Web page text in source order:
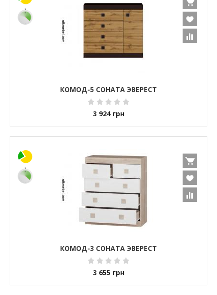
КОМОД-5 СОНАТА ЭВЕРЕСТ
3 924 грн
КОМОД-3 СОНАТА ЭВЕРЕСТ
3 655 грн